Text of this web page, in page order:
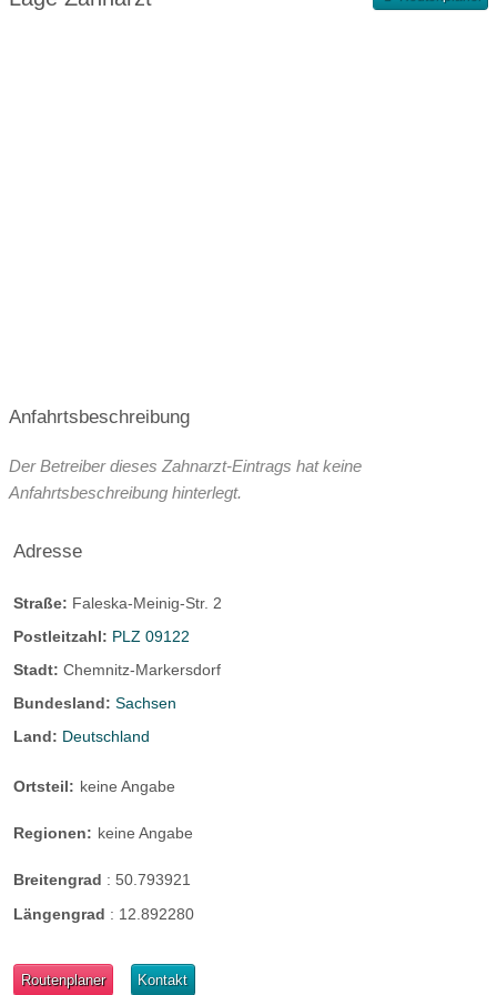
Anfahrtsbeschreibung
Der Betreiber dieses Zahnarzt-Eintrags hat keine
Anfahrtsbeschreibung hinterlegt.
Adresse
Straße: Faleska-Meinig-Str. 2
Postleitzahl: PLZ 09122
Stadt: Chemnitz-Markersdorf
Bundesland: Sachsen
Land: Deutschland
Ortsteil: keine Angabe
Regionen: keine Angabe
Breitengrad : 50.793921
Längengrad : 12.892280
Routenplaner Kontakt